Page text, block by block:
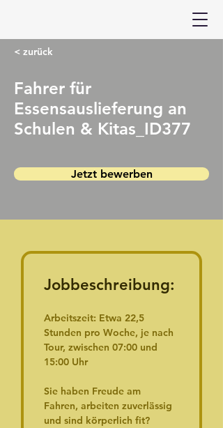
< zurück
Fahrer für
Essensauslieferung an
Schulen & Kitas_ID377
Jetzt bewerben
Jobbeschreibung:
Arbeitszeit: Etwa 22,5
Stunden pro Woche, je nach
Tour, zwischen 07:00 und
15:00 Uhr
Sie haben Freude am
Fahren, arbeiten zuverlässig
und sind körperlich fit?